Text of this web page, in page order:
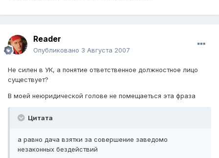
Reader
Опубликовано 3 Августа 2007
Не силен в УК, а понятие ответственное должностное лицо
существует?
В моей неюридической голове не помещаеться эта фраза
Цитата
а равно дача взятки за совершение заведомо
незаконных бездействий